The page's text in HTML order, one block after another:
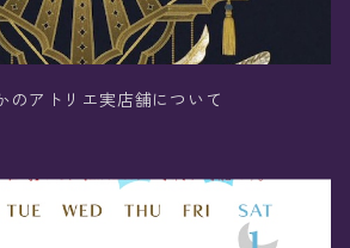
のアトリエ実店舗について